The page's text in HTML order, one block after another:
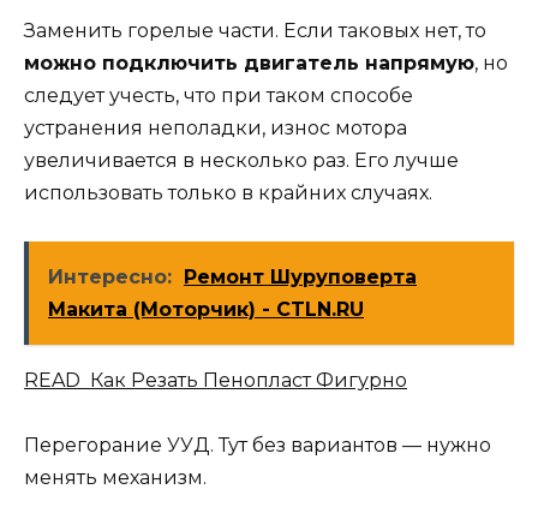
Заменить горелые части. Если таковых нет, то
можно подключить двигатель напрямую, но
следует учесть, что при таком способе
устранения неполадки, износ мотора
увеличивается в несколько раз. Его лучше
использовать только в крайних случаях.
Интересно:
Ремонт Шуруповерта
Макита (Моторчик) - CTLN.RU
READ Как Резать Пенопласт Фигурно
Перегорание УУД. Тут без вариантов — нужно
менять механизм.